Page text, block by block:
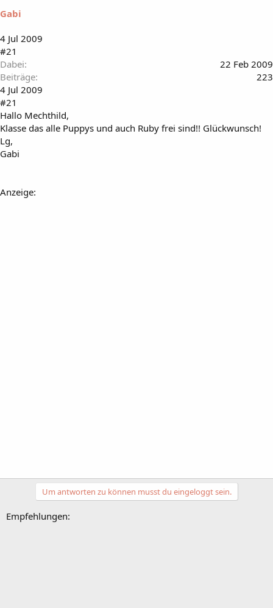
Gabi
4 Jul 2009
#21
Dabei
22 Feb 2009
Beiträge
223
4 Jul 2009
#21
Hallo Mechthild,
Klasse das alle Puppys und auch Ruby frei sind!! Glückwunsch!
Lg,
Gabi
Anzeige:
Um antworten zu können musst du eingeloggt sein.
Empfehlungen: